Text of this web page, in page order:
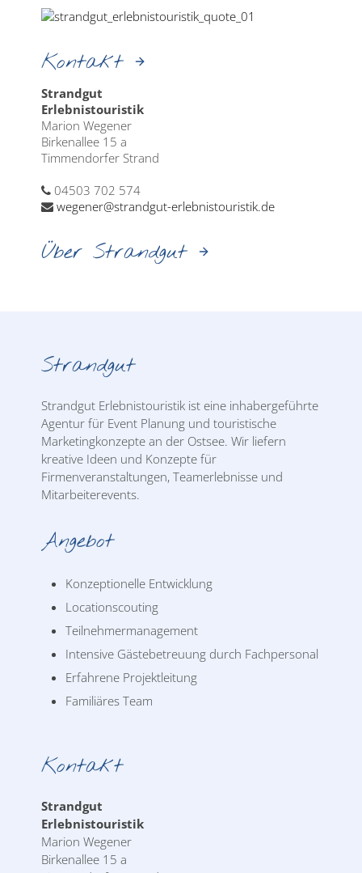
Kontakt
Strandgut
Erlebnistouristik
Marion Wegener
Birkenallee 15 a
Timmendorfer Strand
04503 702 574
wegener@strandgut-erlebnistouristik.de
Über Strandgut
Strandgut
Strandgut Erlebnistouristik ist eine inhabergeführte
Agentur für Event Planung und touristische
Marketingkonzepte an der Ostsee. Wir liefern
kreative Ideen und Konzepte für
Firmenveranstaltungen, Teamerlebnisse und
Mitarbeiterevents.
Angebot
Konzeptionelle Entwicklung
Locationscouting
Teilnehmermanagement
Intensive Gästebetreuung durch Fachpersonal
Erfahrene Projektleitung
Familiäres Team
Kontakt
Strandgut
Erlebnistouristik
Marion Wegener
Birkenallee 15 a